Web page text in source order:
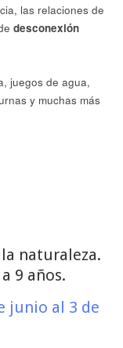
las relaciones de
desconexión
juegos de agua,
y muchas más
la naturaleza.
9 años.
junio al 3 de